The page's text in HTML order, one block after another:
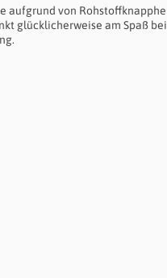
aufgrund von
glücklicherweise am Spaß